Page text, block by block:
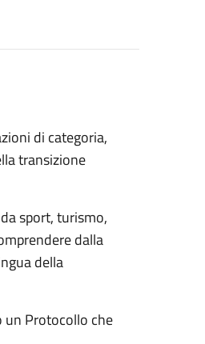
di categoria,
transizione
sport, turismo,
dalla
della
un Protocollo che